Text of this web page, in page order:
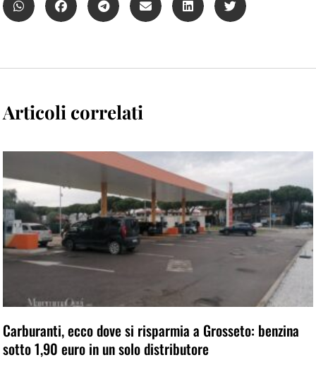
Articoli correlati
Carburanti, ecco dove si risparmia a Grosseto: benzina
sotto 1,90 euro in un solo distributore